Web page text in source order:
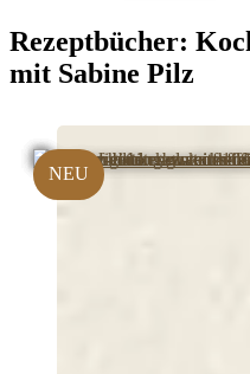
Rezeptbücher:
mit Sabine Pilz
NEU